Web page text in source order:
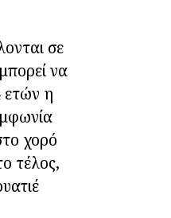
σε
να
ετών η
χορό
τέλος,